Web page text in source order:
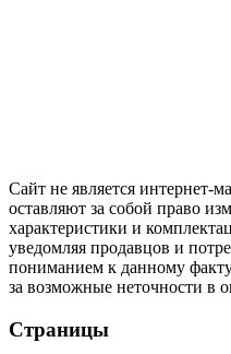
Сайт не является интернет-
оставляют за собой право
характеристики и
уведомляя продавцов и
пониманием к данному
за возможные неточности в
Страницы